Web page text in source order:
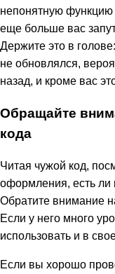
непонятную функцию
еще больше вас
Держите это в
не обновлялся,
назад, и кроме вас
Обращайте
кода
Читая чужой код,
оформления, есть ли
Обратите внимание
Если у него много
использовать и в
Если вы хорошо